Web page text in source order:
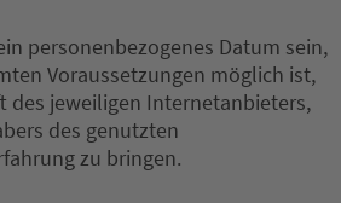
personenbezogenes Datum sein,
Voraussetzungen möglich ist,
des jeweiligen Internetanbieters,
des genutzten
zu bringen.